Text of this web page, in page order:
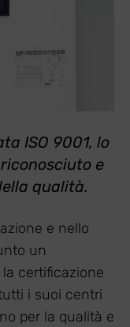
ISO 9001, lo
e
qualità.
e nello
un
certificazione
i suoi centri
per la qualità e